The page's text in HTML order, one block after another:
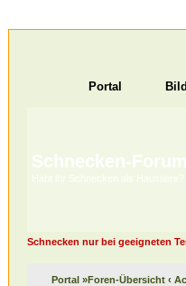
Portal
Schnecken-Forum
Habt ihr Schnecken als Haustiere?
Schnecken nur bei geeigneten
Portal»Foren-Übersicht ‹